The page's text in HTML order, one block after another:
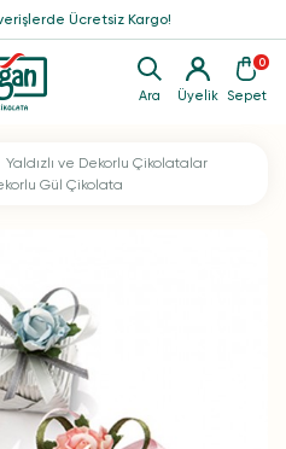
Ara Üyelik
0
Sepet
Ücretsiz Kargo!
Yaldızlı ve Dekorlu Çikolatalar
Gül Çikolata